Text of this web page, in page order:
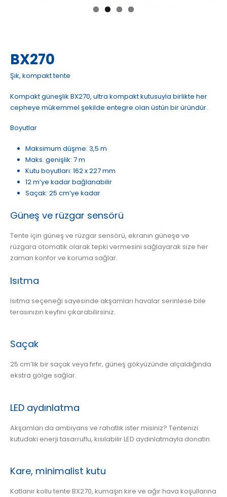
BX270
Şık, kompakt tente
Kompakt güneşlik BX270, ultra kompakt kutusuyla birlikte her
cepheye mükemmel şekilde entegre olan üstün bir üründür.
Boyutlar
Maksimum düşme: 3,5 m
Maks. genişlik: 7 m
Kutu boyutları: 162 x 227 mm
12 m’ye kadar bağlanabilir
Saçak: 25 cm’ye kadar
Güneş ve rüzgar sensörü
Tente için güneş ve rüzgar sensörü, ekranın güneşe ve
rüzgara otomatik olarak tepki vermesini sağlayarak size her
zaman konfor ve koruma sağlar.
Isıtma
Isıtma seçeneği sayesinde akşamları havalar serinlese bile
terasınızın keyfini çıkarabilirsiniz.
Saçak
25 cm’lik bir saçak veya fırfır, güneş gökyüzünde alçaldığında
ekstra gölge sağlar.
LED aydınlatma
Akşamları da ambiyans ve rahatlık ister misiniz? Tentenizi
kutudaki enerji tasarruflu, kısılabilir LED aydınlatmayla donatın.
Kare, minimalist kutu
Katlanır kollu tente BX270, kumaşın kire ve ağır hava koşullarına